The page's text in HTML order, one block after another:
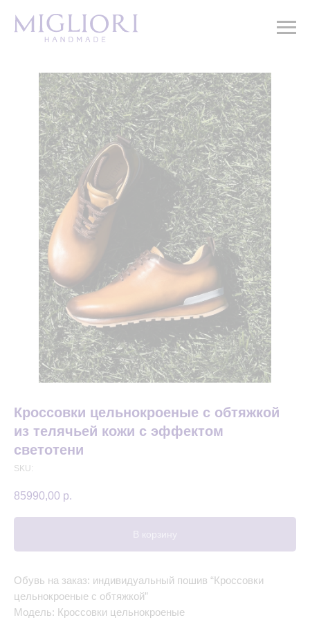
Кроссовки цельнокроеные с обтяжкой
из телячьей кожи с эффектом
светотени
SKU:
85990,00 р.
В корзину
Обувь на заказ: индивидуальный пошив “Кроссовки
цельнокроеные с обтяжкой”
Модель: Кроссовки цельнокроеные